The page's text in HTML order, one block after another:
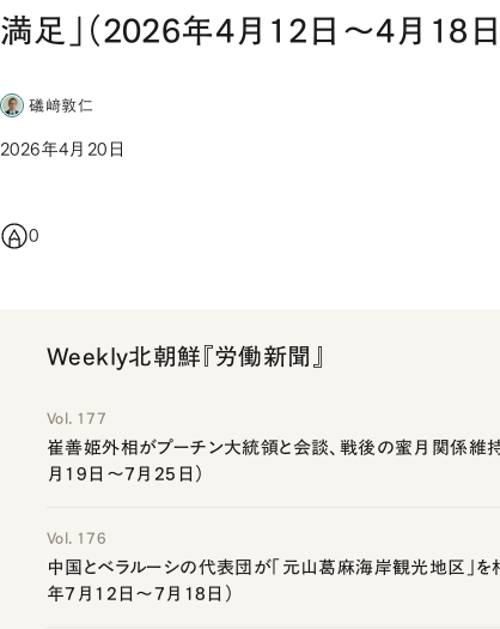
満足」（2026年4月12日～4月18日
礒﨑敦仁
2026年4月20日
0
Weekly北朝鮮『労働新聞』
Vol. 177
崔善姫外相がプーチン大統領と会談、戦後の蜜月関係維
月19日～7月25日）
Vol. 176
中国とベラルーシの代表団が「元山葛麻海岸観光地区」
年7月12日～7月18日）